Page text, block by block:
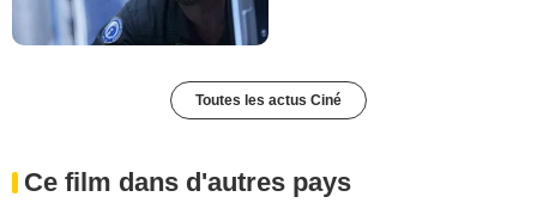
Toutes les actus Ciné
Ce film dans d'autres pays